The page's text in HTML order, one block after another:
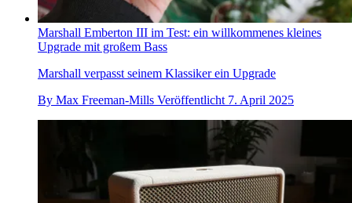
Marshall Emberton III im Test: ein willkommenes kleines
Upgrade mit großem Bass
Marshall verpasst seinem Klassiker ein Upgrade
By Max Freeman-Mills Veröffentlicht 7. April 2025